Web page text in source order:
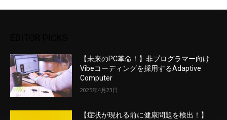
【未来のPC革命！】非プログラマー向け
Vibeコーディングを採用するAdaptive
Computer
2025年4月23日
【症状が現れる前に健康問題を検出！】